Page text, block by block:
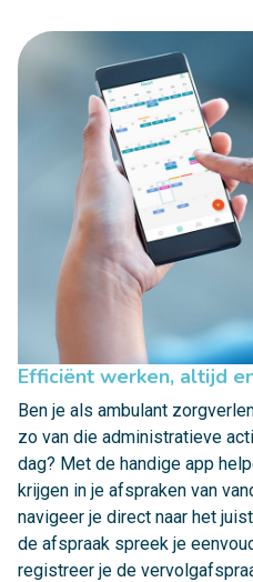
Efficiënt werken, altijd
Ben je als ambulant
zo van die administratieve
dag? Met de handige app
krijgen in je afspraken van
navigeer je direct naar het
de afspraak spreek je
registreer je de